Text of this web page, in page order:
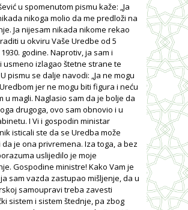
u spomenutom pismu kaže: „Ja
nikoga molio da me predloži na
Ja nijesam nikada nikome rekao
u okviru Vaše Uredbe od 5
godine. Naprotiv, ja sam i
usmeno izlagao štetne strane te
pismu se dalje navodi: „Ja ne mogu
jer ne mogu biti figura i neću
u magli. Naglasio sam da je bolje da
drugoga, ovo sam obnovio i u
I Vi i gospodin ministar
isticali ste da se Uredba može
da je ona privremena. Iza toga, a bez
uslijedilo je moje
Gospodine ministre! Kako Vam je
sam vazda zastupao mišljenje, da u
samoupravi treba zavesti
sistem i sistem štednje, pa zbog